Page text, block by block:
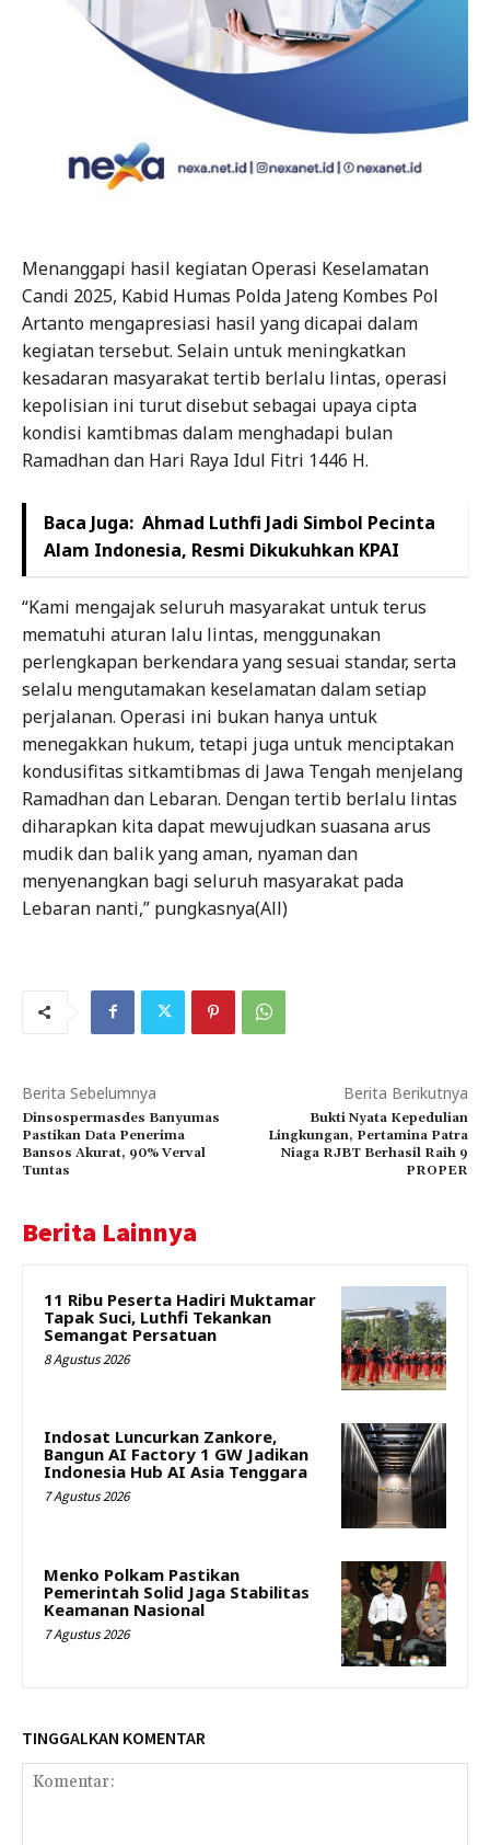
Menanggapi hasil kegiatan Operasi Keselamatan
Candi 2025, Kabid Humas Polda Jateng Kombes Pol
Artanto mengapresiasi hasil yang dicapai dalam
kegiatan tersebut. Selain untuk meningkatkan
kesadaran masyarakat tertib berlalu lintas, operasi
kepolisian ini turut disebut sebagai upaya cipta
kondisi kamtibmas dalam menghadapi bulan
Ramadhan dan Hari Raya Idul Fitri 1446 H.
Baca Juga: Ahmad Luthfi Jadi Simbol Pecinta
Alam Indonesia, Resmi Dikukuhkan KPAI
“Kami mengajak seluruh masyarakat untuk terus
mematuhi aturan lalu lintas, menggunakan
perlengkapan berkendara yang sesuai standar, serta
selalu mengutamakan keselamatan dalam setiap
perjalanan. Operasi ini bukan hanya untuk
menegakkan hukum, tetapi juga untuk menciptakan
kondusifitas sitkamtibmas di Jawa Tengah menjelang
Ramadhan dan Lebaran. Dengan tertib berlalu lintas
diharapkan kita dapat mewujudkan suasana arus
mudik dan balik yang aman, nyaman dan
menyenangkan bagi seluruh masyarakat pada
Lebaran nanti,” pungkasnya(All)
Berita Sebelumnya
Dinsospermasdes Banyumas
Pastikan Data Penerima
Bansos Akurat, 90% Verval
Tuntas
Berita Berikutnya
Bukti Nyata Kepedulian
Lingkungan, Pertamina Patra
Niaga RJBT Berhasil Raih 9
PROPER
Berita Lainnya
11 Ribu Peserta Hadiri Muktamar
Tapak Suci, Luthfi Tekankan
Semangat Persatuan
8 Agustus 2026
Indosat Luncurkan Zankore,
Bangun AI Factory 1 GW Jadikan
Indonesia Hub AI Asia Tenggara
7 Agustus 2026
Menko Polkam Pastikan
Pemerintah Solid Jaga Stabilitas
Keamanan Nasional
7 Agustus 2026
TINGGALKAN KOMENTAR